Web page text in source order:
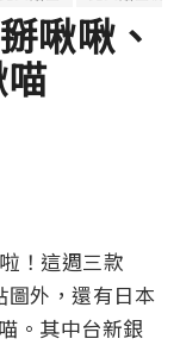
啾啾、
！這週三款
圖外，還有日本
。其中台新銀